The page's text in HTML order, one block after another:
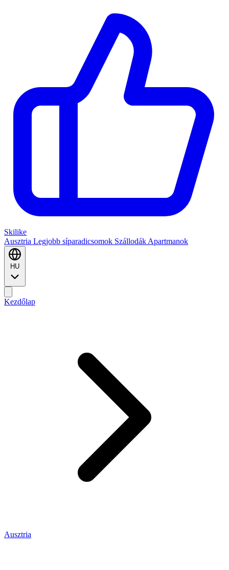
Skilike
Ausztria Legjobb síparadicsomok Szállodák Apartmanok
HU
Kezdőlap
Ausztria